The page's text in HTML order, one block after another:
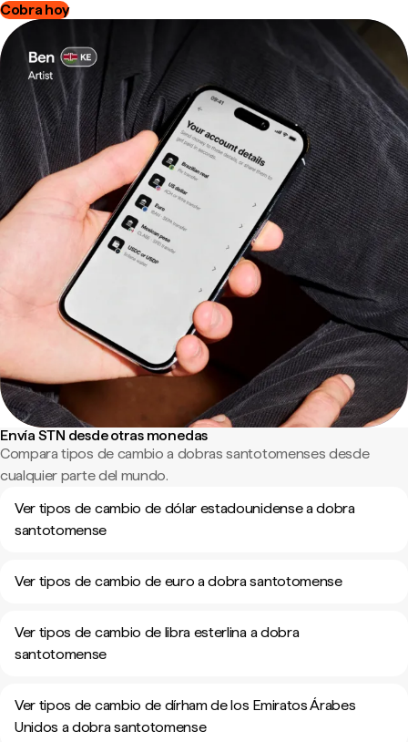
Cobra hoy
Envía STN desde otras monedas
Compara tipos de cambio a dobras santotomenses desde
cualquier parte del mundo.
Ver tipos de cambio de dólar estadounidense a dobra
santotomense
Ver tipos de cambio de euro a dobra santotomense
Ver tipos de cambio de libra esterlina a dobra
santotomense
Ver tipos de cambio de dírham de los Emiratos Árabes
Unidos a dobra santotomense